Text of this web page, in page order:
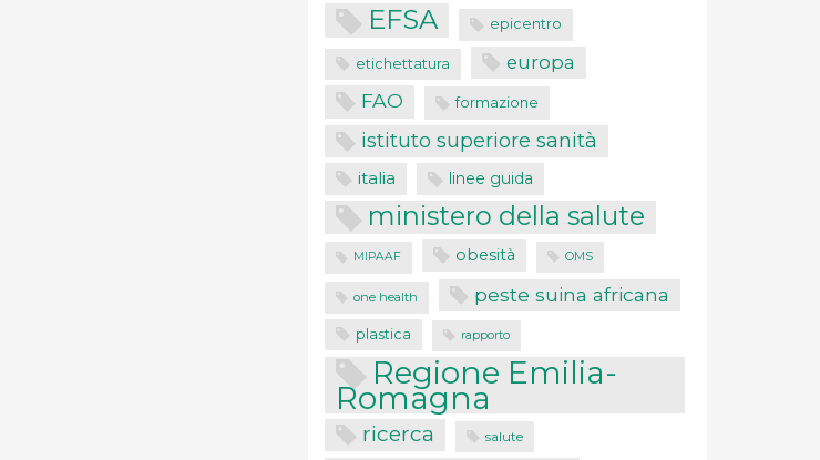
EFSA epicentro
etichettatura europa
FAO formazione
istituto superiore sanità
italia linee guida
ministero della salute
MIPAAF obesità OMS
one health peste suina africana
plastica rapporto
Regione Emilia-
Romagna
ricerca salute